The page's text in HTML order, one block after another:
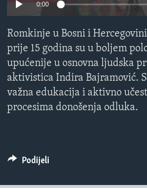
MAGAZIN
O GLASU AMERIKE
Learning English
PRATITE NAS
0:00
Romkinje u Bosni i
prije 15 godina su u boljem
upućenije u osnovna ljudska
aktivistica Indira Bajramović.
važna edukacija i aktivno
procesima donošenja odluka.
Podijeli